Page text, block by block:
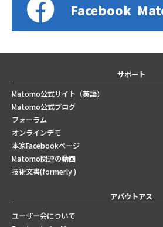
Facebook
サポート
Matomo公式サイト（英語）
Matomo公式ブログ
フォーラム
オンラインデモ
本家Facebookページ
Matomo関連の動画
技術文書(formerly )
アバウトアス
ユーザー会について